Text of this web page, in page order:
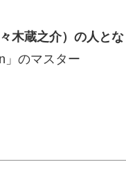
木蔵之介）の人と
のマスター